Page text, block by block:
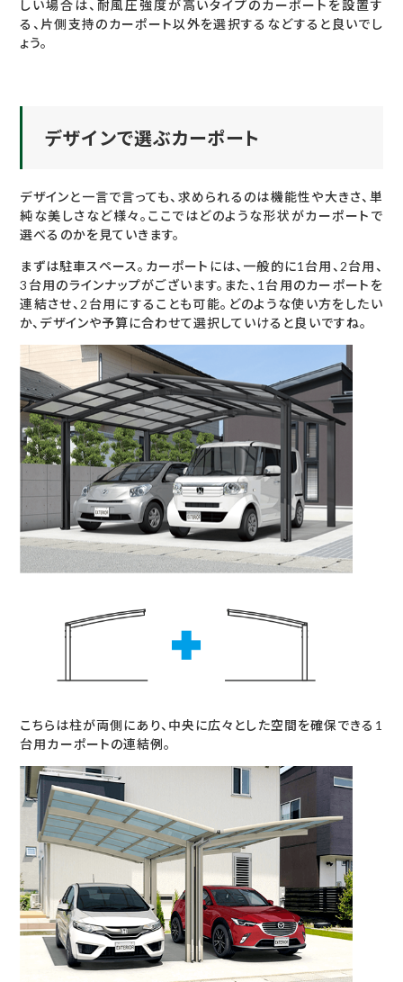
しい場合は、耐風圧強度が高いタイプのカーポートを設置す
る、片側支持のカーポート以外を選択するなどすると良いでし
ょう。
デザインで選ぶカーポート
デザインと一言で言っても、求められるのは機能性や大きさ、単
純な美しさなど様々。ここではどのような形状がカーポートで
選べるのかを見ていきます。
まずは駐車スペース。カーポートには、一般的に1台用、2台用、
3台用のラインナップがございます。また、1台用のカーポートを
連結させ、2台用にすることも可能。どのような使い方をしたい
か、デザインや予算に合わせて選択していけると良いですね。
こちらは柱が両側にあり、中央に広々とした空間を確保できる1
台用カーポートの連結例。